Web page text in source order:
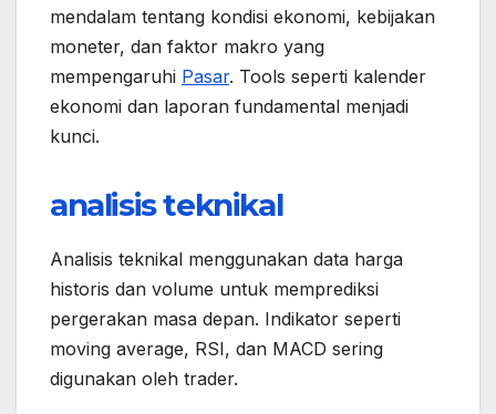
mendalam tentang kondisi ekonomi, kebijakan
moneter, dan faktor makro yang
mempengaruhi Pasar. Tools seperti kalender
ekonomi dan laporan fundamental menjadi
kunci.
analisis teknikal
Analisis teknikal menggunakan data harga
historis dan volume untuk memprediksi
pergerakan masa depan. Indikator seperti
moving average, RSI, dan MACD sering
digunakan oleh trader.